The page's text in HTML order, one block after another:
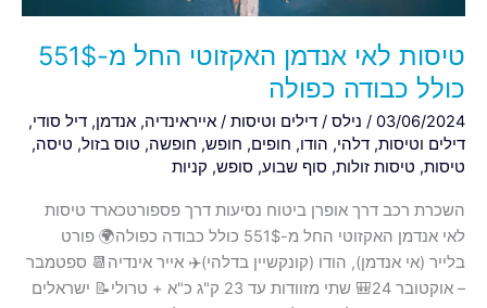
טיסות לאי אנדמן האקזוטי החל מ-551$
כולל כבודה כפולה
03/06/2024
/נילס/דילים וטיסות/אייראינדיה,אנדמן,דיל סודי,
דילים וטיסות,דלהי,הודו,חופים,חופש,חופשה,טוס בזול,טיסה,
טיסות,טיסות זולות,סוף שבוע,סופש,קניות
השכרת רכב דרך אופרן ביטוח נסיעות דרך פספורטכארד טיסות
לאי אנדמן האקזוטי החל מ-551$ כולל כבודה כפולה🌍 פורט
בלייר (אי אנדמן), הודו (קונקשיין בדלהי)✈️ אייר אינדיה📆 ספטמבר
– אוקטובר 24🎒 שתי מזוודות עד 23 ק"ג כ"א + טרולי📝 ישראלים